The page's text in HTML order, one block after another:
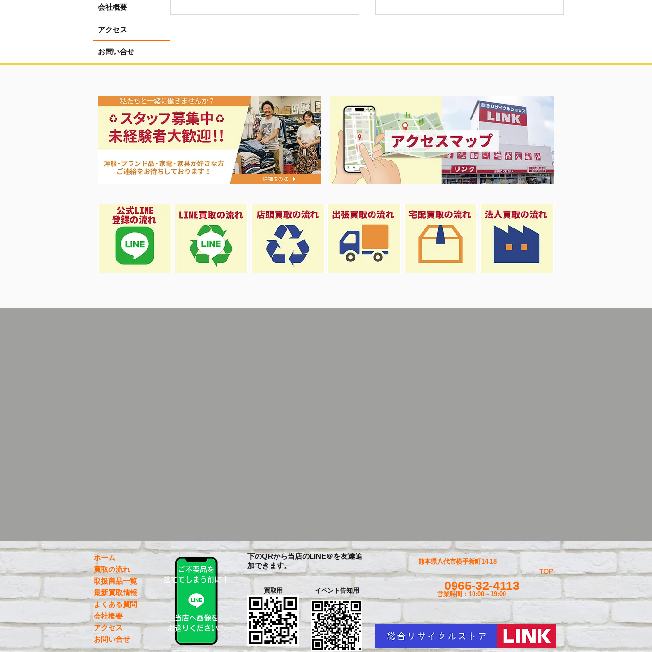
iPhone・iPad・Androidスマホなど買取強
化♡
店内ぷち改装中‼️です👷
会社概要
アクセス
お問い合せ
ホーム
買取の流れ
取扱商品一覧
最新買取情報
よくある質問
会社概要
アクセス
お問い合せ
ご不要品を
捨ててしまう前に！
当店へ画像を
お送りください！
下のQRから当店のLINE＠を友達追
加できます。
買取用 イベント告知用
TOP
0965-32-4113
営業時間：10:00～19:00
熊本県八代市横手新町14-18